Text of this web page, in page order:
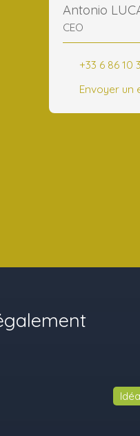
Antonio
CEO
+33 6 86 10
Envoyer un